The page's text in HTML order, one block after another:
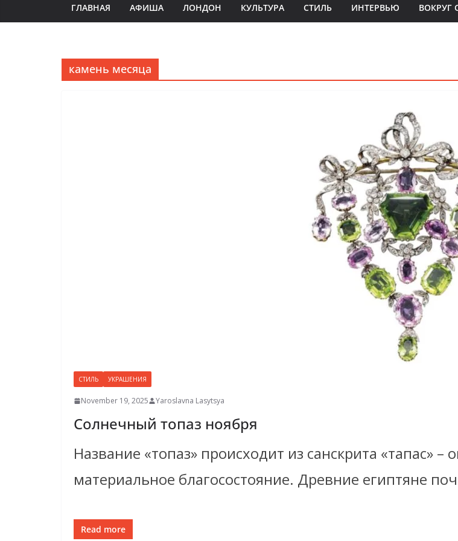
ГЛАВНАЯ АФИША ЛОНДОН КУЛЬТУРА СТИЛЬ ИНТЕРВЬЮ ВОКРУГ
камень месяца
СТИЛЬ УКРАШЕНИЯ
November 19, 2025 Yaroslavna Lasytsya
Солнечный топаз ноября
Название «топаз» происходит из санскрита «тапас»
материальное благосостояние. Древние египтяне
Read more